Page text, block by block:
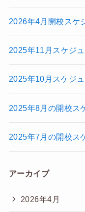
2026年4月開校スケ
2025年11月スケジ
2025年10月スケジ
2025年8月の開校ス
2025年7月の開校ス
アーカイブ
2026年4月